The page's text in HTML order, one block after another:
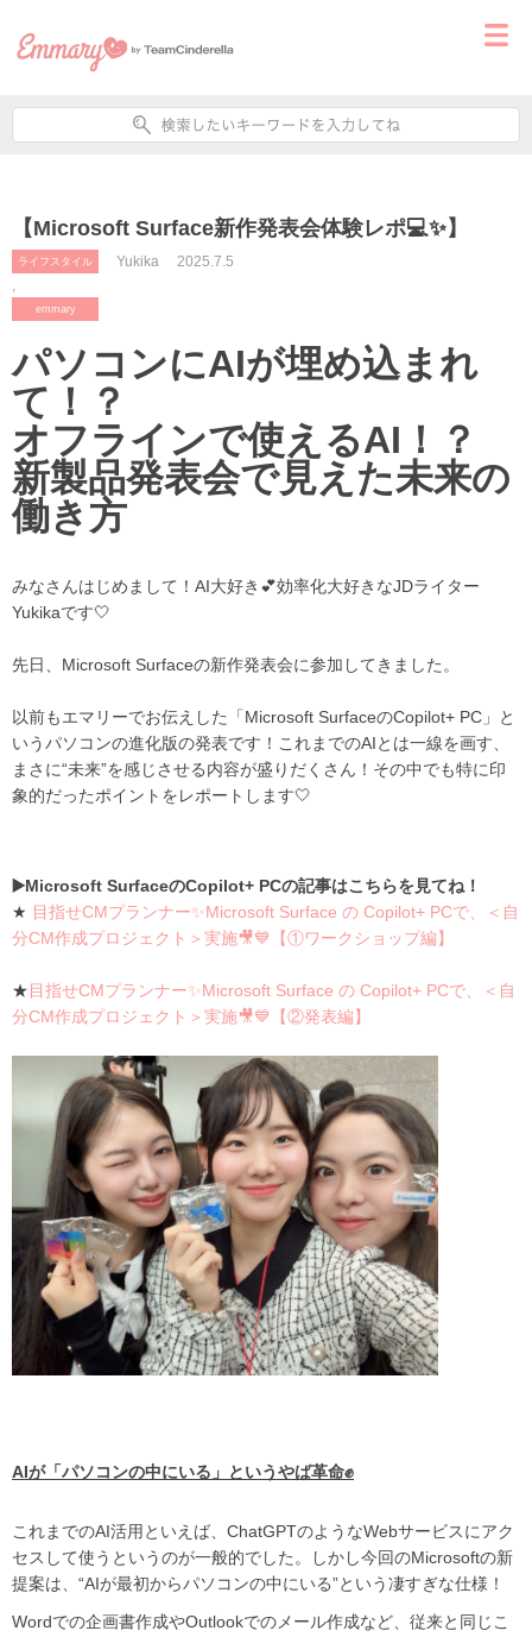
【Microsoft Surface新作発表会体験レポ💻✨】
ライフスタイル
,
emmary
Yukika 2025.7.5
パソコンにAIが埋め込まれ
て！？
オフラインで使えるAI！？
新製品発表会で見えた未来の
働き方
みなさんはじめまして！AI大好き💕効率化大好きなJDライター
Yukikaです🤍
先日、Microsoft Surfaceの新作発表会に参加してきました。
以前もエマリーでお伝えした「Microsoft SurfaceのCopilot+ PC」と
いうパソコンの進化版の発表です！これまでのAIとは一線を画す、
まさに“未来”を感じさせる内容が盛りだくさん！その中でも特に印
象的だったポイントをレポートします🤍
▶️Microsoft SurfaceのCopilot+ PCの記事はこちらを見てね！
★ 目指せCMプランナー✨Microsoft Surface の Copilot+ PCで、＜自
分CM作成プロジェクト＞実施🎥💙【①ワークショップ編】
★目指せCMプランナー✨Microsoft Surface の Copilot+ PCで、＜自
分CM作成プロジェクト＞実施🎥💙【②発表編】
AIが「パソコンの中にいる」というやば革命✊
これまでのAI活用といえば、ChatGPTのようなWebサービスにアク
セスして使うというのが一般的でした。しかし今回のMicrosoftの新
提案は、“AIが最初からパソコンの中にいる”という凄すぎな仕様！
Wordでの企画書作成やOutlookでのメール作成など、従来と同じこ